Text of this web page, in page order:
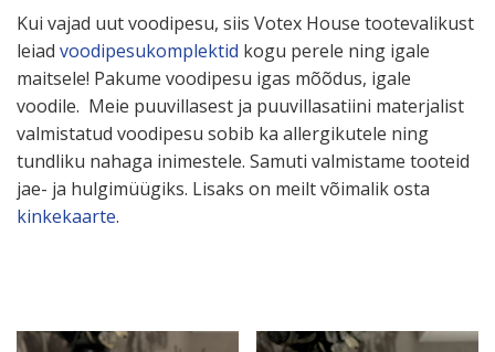
Kui vajad uut voodipesu, siis Votex House toote­va­likust
leiad voodi­pe­su­komp­lektid kogu perele ning igale
maitsele! Pakume voodipesu igas mõõdus, igale
voodile. Meie puuvil­lasest ja puuvil­la­sa­tiini mater­jalist
valmis­tatud voodipesu sobib ka aller­gi­kutele ning
tundliku nahaga inimestele. Samuti valmistame tooteid
jae- ja hulgi­müügiks. Lisaks on meilt võimalik osta
kinke­kaarte.